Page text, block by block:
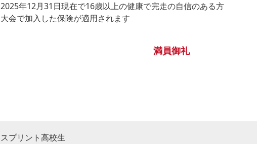
2025年12月31日現在で16歳以上の健康で完走の自信のある方
大会で加入した保険が適用されます
満員御礼
スプリント高校生